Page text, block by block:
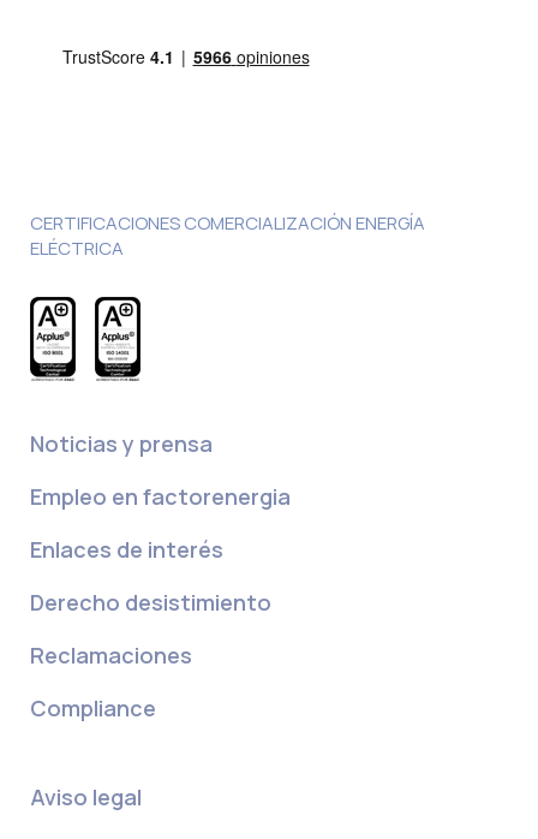
CERTIFICACIONES COMERCIALIZACIÓN ENERGÍA
ELÉCTRICA
Noticias y prensa
Empleo en factorenergia
Enlaces de interés
Derecho desistimiento
Reclamaciones
Compliance
Aviso legal